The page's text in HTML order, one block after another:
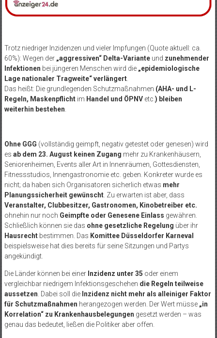
Trotz niedriger Inzidenzen und vieler Impfungen (Quote aktuell: ca.
60%): Wegen der „aggressiven“ Delta-Varianteund zunehmender
Infektionen bei jüngeren Menschen wird die „epidemiologische
Lage nationaler Tragweite“ verlängert.
Das heißt: Die grundlegenden Schutzmaßnahmen (AHA- und L-
Regeln, Maskenpflicht im Handel und ÖPNV etc.) bleiben
weiterhin bestehen.
Ohne GGG (vollständig geimpft, negativ getestet oder genesen) wird
es ab dem 23. August keinen Zugang mehr zu Krankenhäusern,
Seniorenheimen, Events aller Art in Innenräumen, Gottesdiensten,
Fitnessstudios, Innengastronomie etc. geben. Konkreter wurde es
nicht; da haben sich Organisatoren sicherlich etwas mehr
Planungssicherheit gewünscht. Zu erwarten ist aber, dass
Veranstalter, Clubbesitzer, Gastronomen, Kinobetreiber etc.
ohnehin nur noch Geimpfte oder Genesene Einlass gewähren.
Schließlich können sie das ohne gesetzliche Regelung über ihr
Hausrechtbestimmen. Das Komittee Düsseldorfer Karneval
beispielsweise hat dies bereits für seine Sitzungen und Partys
angekündigt.
Die Länder können bei einer Inzidenz unter 35 oder einem
vergleichbar niedrigem Infektionsgeschehen die Regeln teilweise
aussetzen. Dabei soll die Inzidenz nicht mehr als alleiniger Faktor
für Schutzmaßnahmen herangezogen werden. Der Wert müsse „in
Korrelation“ zu Krankenhausbelegungen gesetzt werden – was
genau das bedeutet, ließen die Politiker aber offen.